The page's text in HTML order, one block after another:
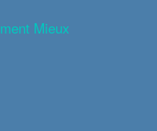
Mieux